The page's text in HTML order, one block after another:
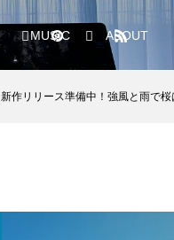
MUSIC ABOUT
新作リリース準備中！強風と雨で